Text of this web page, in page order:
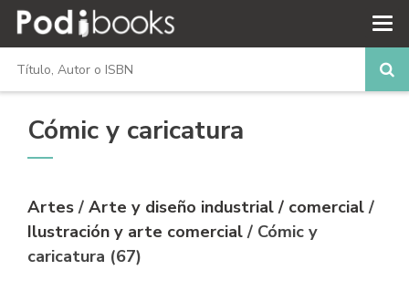
Cómic y caricatura
Artes/ Arte y diseño industrial / comercial/
Ilustración y arte comercial/ Cómic y
caricatura (67)